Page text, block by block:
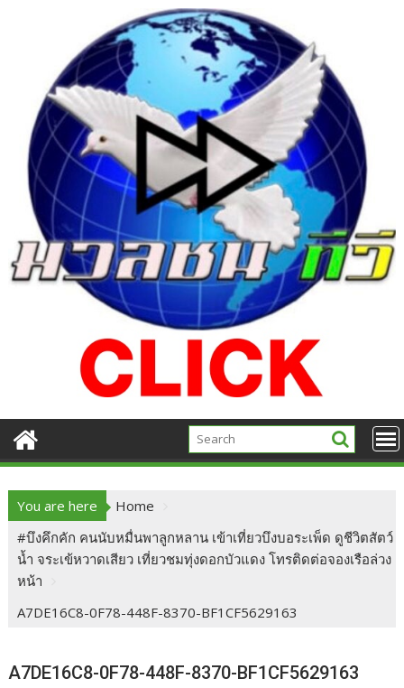
You are here
Home
#บึงคึกคัก คนนับหมื่นพาลูกหลาน เข้าเที่ยวบึงบอระเพ็ด ดูชีวิตสัตว์
น้ำ จระเข้หวาดเสียว เที่ยวชมทุ่งดอกบัวแดง โทรติดต่อจองเรือล่วง
หน้า
A7DE16C8-0F78-448F-8370-BF1CF5629163
A7DE16C8-0F78-448F-8370-BF1CF5629163